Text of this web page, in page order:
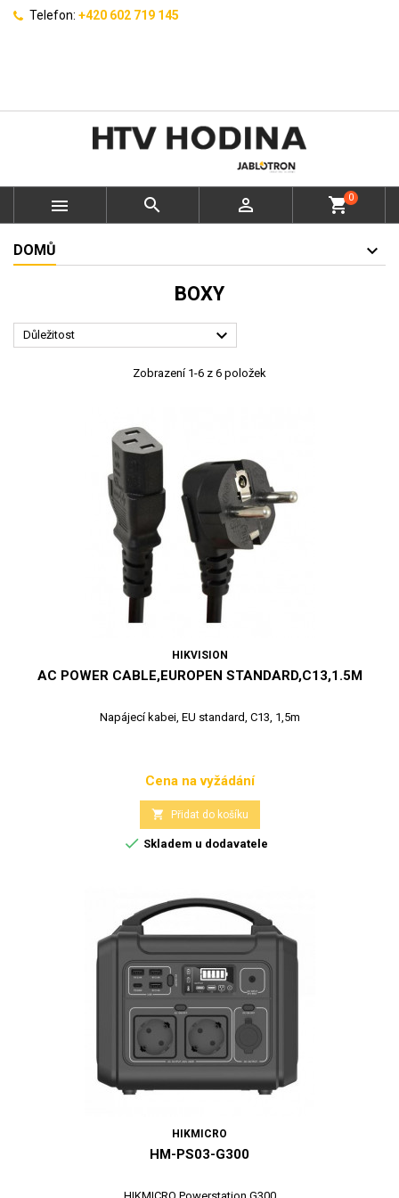
Telefon: +420 602 719 145
   shopping_cart0
DOMŮ
BOXY
Důležitost 
Zobrazení 1-6 z 6 položek
HIKVISION
AC POWER CABLE,EUROPEN STANDARD,C13,1.5M
Napájecí kabei, EU standard, C13, 1,5m
Cena
Cena na vyžádání
 Přidat do košíku
 Skladem u dodavatele
HIKMICRO
HM-PS03-G300